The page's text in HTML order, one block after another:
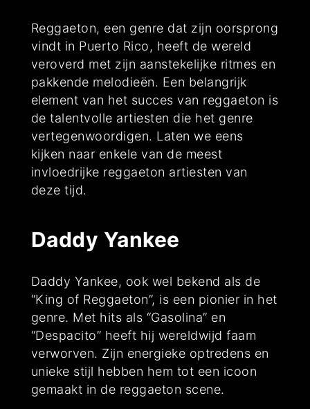
Reggaeton, een genre dat zijn oorsprong
vindt in Puerto Rico, heeft de wereld
veroverd met zijn aanstekelijke ritmes en
pakkende melodieën. Een belangrijk
element van het succes van reggaeton is
de talentvolle artiesten die het genre
vertegenwoordigen. Laten we eens
kijken naar enkele van de meest
invloedrijke reggaeton artiesten van
deze tijd.
Daddy Yankee
Daddy Yankee, ook wel bekend als de
“King of Reggaeton”, is een pionier in het
genre. Met hits als “Gasolina” en
“Despacito” heeft hij wereldwijd faam
verworven. Zijn energieke optredens en
unieke stijl hebben hem tot een icoon
gemaakt in de reggaeton scene.